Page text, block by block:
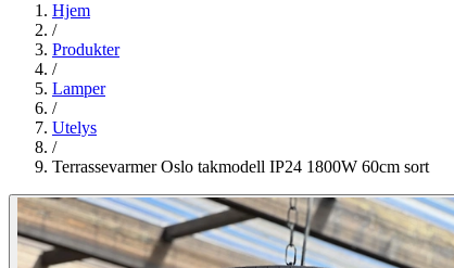
Hjem
/
Produkter
/
Lamper
/
Utelys
/
Terrassevarmer Oslo takmodell IP24 1800W 60cm sort